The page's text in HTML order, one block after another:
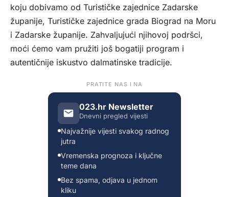
koju dobivamo od Turističke zajednice Zadarske
županije, Turističke zajednice grada Biograd na Moru
i Zadarske županije. Zahvaljujući njihovoj podršci,
moći ćemo vam pružiti još bogatiji program i
autentičnije iskustvo dalmatinske tradicije.
PRATITE NAS I NA
023.hr Newsletter
Dnevni pregled vijesti
Najvažnije vijesti svakog radnog
jutra
Vremenska prognoza i ključne
teme dana
Bez spama, odjava u jednom
kliku